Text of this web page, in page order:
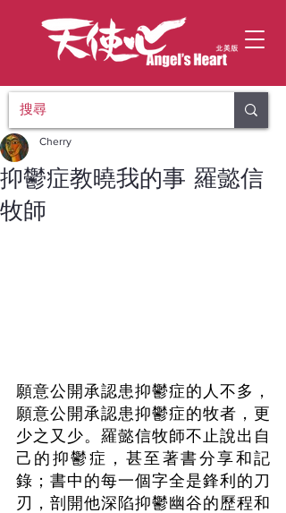
抑鬱症教曉我的事 羅懿信
牧師
Cherry
願意公開承認患抑鬱症的人不多，
願意公開承認患抑鬱症的牧者，更
少之又少。羅懿信牧師不止說出自
己的抑鬱症，甚至著書分享和記
錄；書中的每一個字全是鋒利的刀
刃，剖開他深陷抑鬱幽谷的歷程和